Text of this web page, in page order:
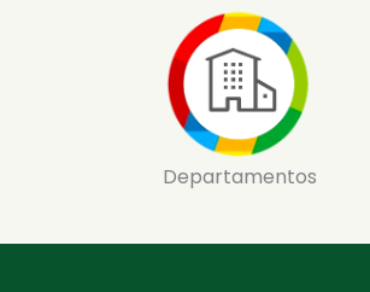
Departamentos